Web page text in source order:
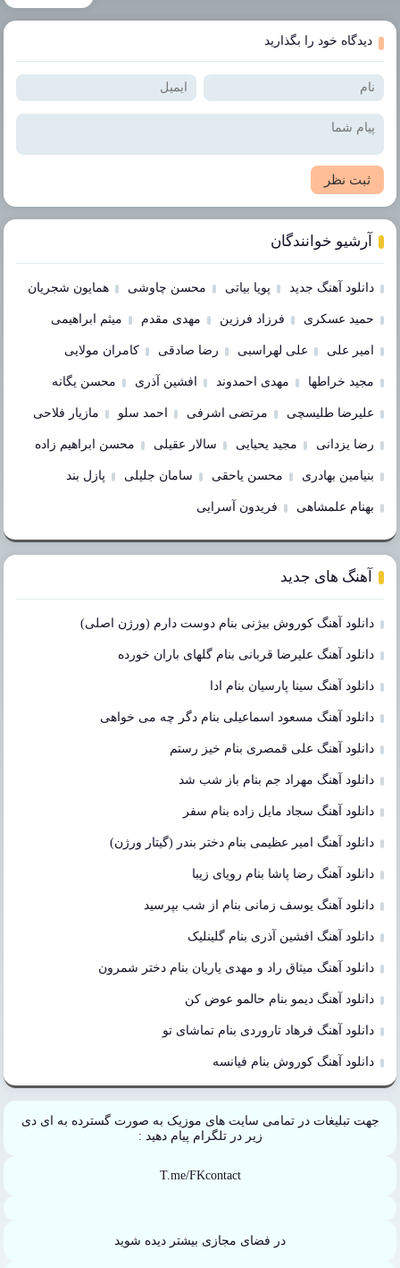
دیدگاه خود را بگذارید
ثبت نظر
آرشیو خوانندگان
دانلود آهنگ جدید پویا بیاتی محسن چاوشی همایون شجریان
حمید عسکری فرزاد فرزین مهدی مقدم میثم ابراهیمی
امیر علی علی لهراسبی رضا صادقی کامران مولایی
مجید خراطها مهدی احمدوند افشین آذری محسن یگانه
علیرضا طلیسچی مرتضی اشرفی احمد سلو مازیار فلاحی
رضا یزدانی مجید یحیایی سالار عقیلی محسن ابراهیم زاده
بنیامین بهادری محسن یاحقی سامان جلیلی پازل بند
بهنام علمشاهی فریدون آسرایی
آهنگ های جدید
دانلود آهنگ کوروش بیژنی بنام دوست دارم (ورژن اصلی)
دانلود آهنگ علیرضا قربانی بنام گلهای باران خورده
دانلود آهنگ سینا پارسیان بنام ادا
دانلود آهنگ مسعود اسماعیلی بنام دگر چه می خواهی
دانلود آهنگ علی قمصری بنام خیز رستم
دانلود آهنگ مهراد جم بنام باز شب شد
دانلود آهنگ سجاد مایل زاده بنام سفر
دانلود آهنگ امیر عظیمی بنام دختر بندر (گیتار ورژن)
دانلود آهنگ رضا پاشا بنام رویای زیبا
دانلود آهنگ یوسف زمانی بنام از شب بپرسید
دانلود آهنگ افشین آذری بنام گلینلیک
دانلود آهنگ میثاق راد و مهدی یاریان بنام دختر شمرون
دانلود آهنگ دیمو بنام حالمو عوض کن
دانلود آهنگ فرهاد تاروردی بنام تماشای تو
دانلود آهنگ کوروش بنام فیانسه
جهت تبلیغات در تمامی سایت های موزیک به صورت گسترده به ای دی
زیر در تلگرام پیام دهید :
T.me/FKcontact
در فضای مجازی بیشتر دیده شوید